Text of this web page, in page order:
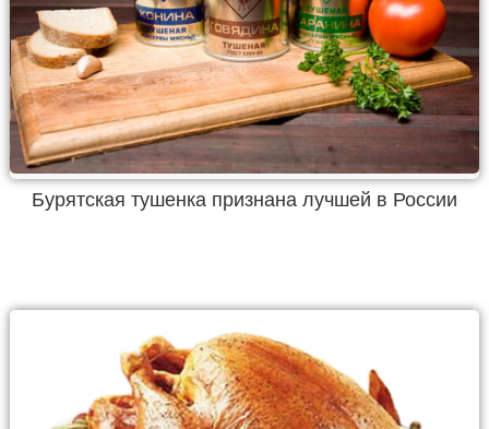
Бурятская тушенка признана лучшей в России